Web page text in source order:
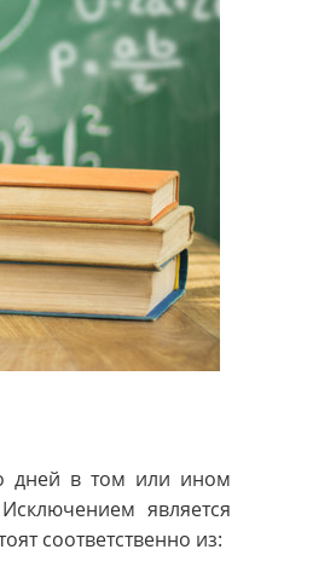
дней в том или ином
является
соответственно из: